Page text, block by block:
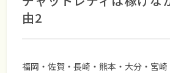
由2
福岡・佐賀・長崎・熊本・大分・宮